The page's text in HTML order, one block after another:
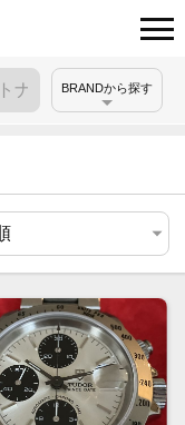
BRANDから探す